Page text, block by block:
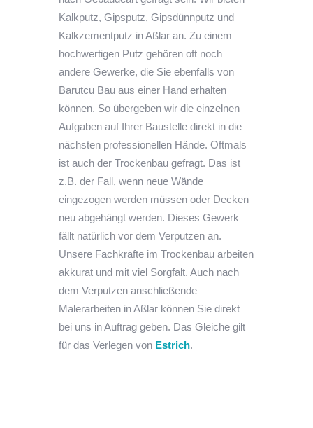
Kalkputz, Gipsputz, Gipsdünnputz und
Kalkzementputz in Aßlar an. Zu einem
hochwertigen Putz gehören oft noch
andere Gewerke, die Sie ebenfalls von
Barutcu Bau aus einer Hand erhalten
können. So übergeben wir die einzelnen
Aufgaben auf Ihrer Baustelle direkt in die
nächsten professionellen Hände. Oftmals
ist auch der Trockenbau gefragt. Das ist
z.B. der Fall, wenn neue Wände
eingezogen werden müssen oder Decken
neu abgehängt werden. Dieses Gewerk
fällt natürlich vor dem Verputzen an.
Unsere Fachkräfte im Trockenbau arbeiten
akkurat und mit viel Sorgfalt. Auch nach
dem Verputzen anschließende
Malerarbeiten in Aßlar können Sie direkt
bei uns in Auftrag geben. Das Gleiche gilt
für das Verlegen von Estrich.